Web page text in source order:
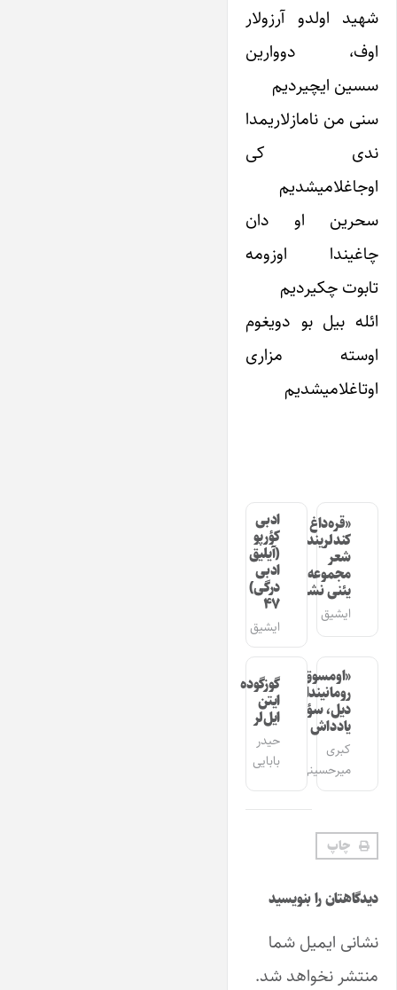
شهید اولدو آرزولار
اوف، دووارین
سسین ایچیردیم
سنی من نامازلاریمدا
ندی کی
اوجاغلامیشدیم
سحرین او دان
چاغیندا اوزومه
تابوت چکیردیم
ائله بیل بو دویغوم
اوسته مزاری
اوتاغلامیشدیم
«قره‌داغ
کندلرینده»
شعر
مجموعه‌سینین
یئنی نشری
ایشیق
ادبی
کؤرپو
(آیلیق
ادبی
درگی)
۴۷
ایشیق
«اومسوق»
رومانیندا
دیل، سؤز،
یادداش
کبری
میرحسینی
گوزگوده
ایتن
ایل‌لر
حیدر
بابایی
چاپ
دیدگاهتان را بنویسید
نشانی ایمیل شما
منتشر نخواهد شد.